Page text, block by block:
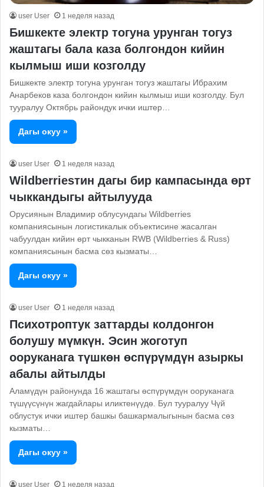
user User 1 неделя назад
Бишкекте электр тогуна урунган тогуз
жаштагы бала каза болгондон кийин
кылмыш иши козголду
Бишкекте электр тогуна урунган тогуз жаштагы Ибрахим
Анарбеков каза болгондон кийин кылмыш иши козголду. Бул
тууралуу Октябрь райондук ички иштер…
Дагы окуу »
user User 1 неделя назад
Wildberriesтин дагы бир кампасында өрт
чыккандыгы айтылууда
Орусиянын Владимир облусундагы Wildberries
компаниясынын логистикалык объектисине жасалган
чабуулдан кийин өрт чыкканын RWB (Wildberries & Russ)
компаниясынын басма сөз кызматы…
Дагы окуу »
user User 1 неделя назад
Психотроптук заттарды колдонгон
болушу мүмкүн. Эсин жоготуп
ооруканага түшкөн өспүрүмдүн азыркы
абалы айтылды
Аламүдүн районунда 16 жаштагы өспүрүмдүн ооруканага
түшүүсүнүн жагдайлары иликтенүүдө. Бул тууралуу Чүй
облустук ички иштер башкы башкармалыгынын басма сөз
кызматы…
Дагы окуу »
user User 1 неделя назад